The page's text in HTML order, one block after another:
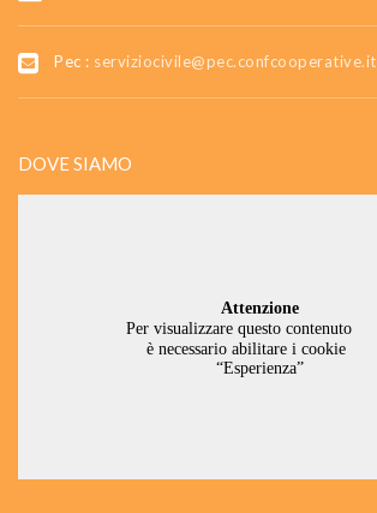
Pec : serviziocivile@pec.confcooperative.it
DOVE SIAMO